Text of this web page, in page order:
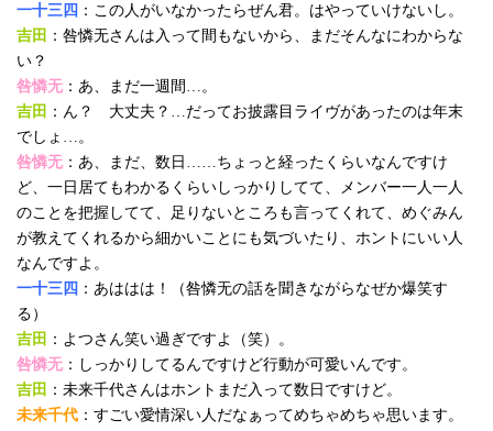
一十三四 ：この人がいなかったらぜん君。はやっていけないし。
吉田 ：咎憐无さんは入って間もないから、まだそんなにわからな
い？
咎憐无：あ、まだ一週間…。
吉田 ：ん？ 大丈夫？…だってお披露目ライヴがあったのは年末
でしょ…。
咎憐无：あ、まだ、数日……ちょっと経ったくらいなんですけ
ど、一日居てもわかるくらいしっかりしてて、メンバー一人一人
のことを把握してて、足りないところも言ってくれて、めぐみん
が教えてくれるから細かいことにも気づいたり、ホントにいい人
なんですよ。
一十三四 ：あははは！（咎憐无の話を聞きながらなぜか爆笑す
る）
吉田 ：よつさん笑い過ぎですよ（笑）。
咎憐无：しっかりしてるんですけど行動が可愛いんです。
吉田 ：未来千代さんはホントまだ入って数日ですけど。
未来千代 ：すごい愛情深い人だなぁってめちゃめちゃ思います。